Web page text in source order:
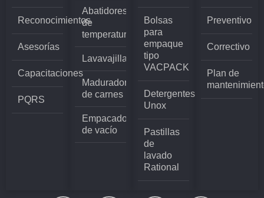
Reconocimientos
Asesorías
Capacitaciones
PQRS
Abatidores
de
temperatura
Lavavajillas
Madurador
de carnes
Empacadoras
de vacío
Bolsas
para
empaque
tipo
VACPACK
Detergentes
Unox
Pastillas
de
lavado
Rational
Preventivo
Correctivo
Plan de